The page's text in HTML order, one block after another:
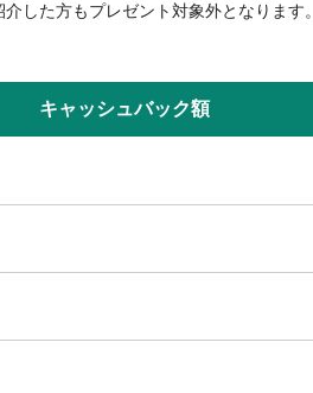
した方もプレゼント対象外となります。
キャッシュバック額